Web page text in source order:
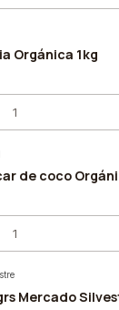
Orgánica 1kg
de coco
Mercado